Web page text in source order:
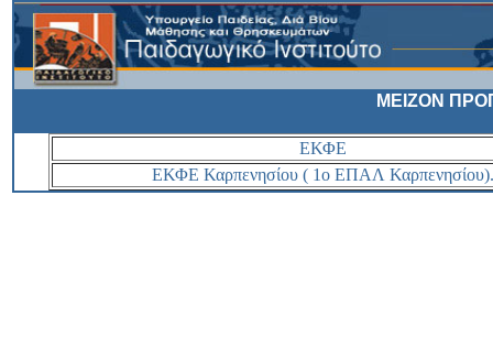
ΜΕΙΖΟΝ
ΕΚΦΕ
ΕΚΦΕ Καρπενησίου ( 1ο ΕΠΑΛ Καρπενησίου).